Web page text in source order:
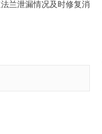
兰泄漏情况及时修复消